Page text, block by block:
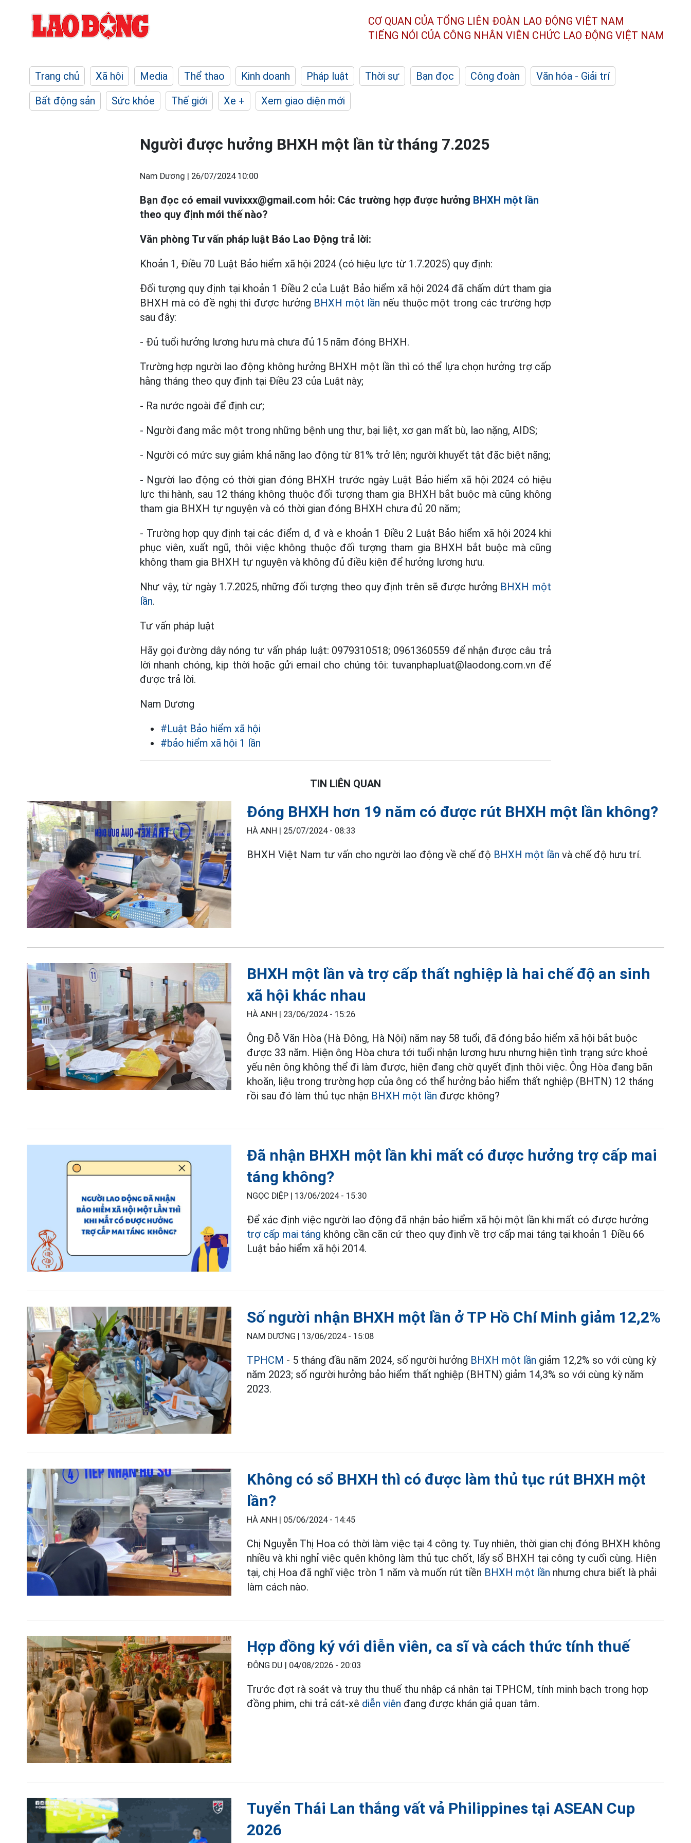
CƠ QUAN CỦA TỔNG LIÊN ĐOÀN LAO ĐỘNG VIỆT NAM
TIẾNG NÓI CỦA CÔNG NHÂN VIÊN CHỨC LAO ĐỘNG VIỆT NAM
Trang chủ Xã hội Media Thể thao Kinh doanh Pháp luật Thời sự Bạn đọc Công đoàn
Văn hóa - Giải trí
Bất động sản
Sức khỏe Thế giới Xe + Xem giao diện mới
Người được hưởng BHXH một lần từ tháng 7.2025
Nam Dương | 26/07/2024 10:00
Bạn đọc có email vuvixxx@gmail.com hỏi: Các trường hợp được hưởng BHXH một lần
theo quy định mới thế nào?
Văn phòng Tư vấn pháp luật Báo Lao Động trả lời:
Khoản 1, Điều 70 Luật Bảo hiểm xã hội 2024 (có hiệu lực từ 1.7.2025) quy định:
Đối tượng quy định tại khoản 1 Điều 2 của Luật Bảo hiểm xã hội 2024 đã chấm dứt tham gia
BHXH mà có đề nghị thì được hưởng BHXH một lần nếu thuộc một trong các trường hợp
sau đây:
- Đủ tuổi hưởng lương hưu mà chưa đủ 15 năm đóng BHXH.
Trường hợp người lao động không hưởng BHXH một lần thì có thể lựa chọn hưởng trợ cấp
hằng tháng theo quy định tại Điều 23 của Luật này;
- Ra nước ngoài để định cư;
- Người đang mắc một trong những bệnh ung thư, bại liệt, xơ gan mất bù, lao nặng, AIDS;
- Người có mức suy giảm khả năng lao động từ 81% trở lên; người khuyết tật đặc biệt nặng;
- Người lao động có thời gian đóng BHXH trước ngày Luật Bảo hiểm xã hội 2024 có hiệu
lực thi hành, sau 12 tháng không thuộc đối tượng tham gia BHXH bắt buộc mà cũng không
tham gia BHXH tự nguyện và có thời gian đóng BHXH chưa đủ 20 năm;
- Trường hợp quy định tại các điểm d, đ và e khoản 1 Điều 2 Luật Bảo hiểm xã hội 2024 khi
phục viên, xuất ngũ, thôi việc không thuộc đối tượng tham gia BHXH bắt buộc mà cũng
không tham gia BHXH tự nguyện và không đủ điều kiện để hưởng lương hưu.
Như vậy, từ ngày 1.7.2025, những đối tượng theo quy định trên sẽ được hưởng BHXH một
lần.
Tư vấn pháp luật
Hãy gọi đường dây nóng tư vấn pháp luật: 0979310518; 0961360559 để nhận được câu trả
lời nhanh chóng, kịp thời hoặc gửi email cho chúng tôi: tuvanphapluat@laodong.com.vn để
được trả lời.
Nam Dương
#Luật Bảo hiểm xã hội
#bảo hiểm xã hội 1 lần
TIN LIÊN QUAN
Đóng BHXH hơn 19 năm có được rút BHXH một lần không?
HÀ ANH | 25/07/2024 - 08:33
BHXH Việt Nam tư vấn cho người lao động về chế độ BHXH một lần và chế độ hưu trí.
BHXH một lần và trợ cấp thất nghiệp là hai chế độ an sinh
xã hội khác nhau
HÀ ANH | 23/06/2024 - 15:26
Ông Đỗ Văn Hòa (Hà Đông, Hà Nội) năm nay 58 tuổi, đã đóng bảo hiểm xã hội bắt buộc
được 33 năm. Hiện ông Hòa chưa tới tuổi nhận lương hưu nhưng hiện tình trạng sức khoẻ
yếu nên ông không thể đi làm được, hiện đang chờ quyết định thôi việc. Ông Hòa đang băn
khoăn, liệu trong trường hợp của ông có thể hưởng bảo hiểm thất nghiệp (BHTN) 12 tháng
rồi sau đó làm thủ tục nhận BHXH một lần được không?
Đã nhận BHXH một lần khi mất có được hưởng trợ cấp mai
táng không?
NGỌC DIỆP | 13/06/2024 - 15:30
Để xác định việc người lao động đã nhận bảo hiểm xã hội một lần khi mất có được hưởng
trợ cấp mai táng không cần căn cứ theo quy định về trợ cấp mai táng tại khoản 1 Điều 66
Luật bảo hiểm xã hội 2014.
Số người nhận BHXH một lần ở TP Hồ Chí Minh giảm 12,2%
NAM DƯƠNG | 13/06/2024 - 15:08
TPHCM - 5 tháng đầu năm 2024, số người hưởng BHXH một lần giảm 12,2% so với cùng kỳ
năm 2023; số người hưởng bảo hiểm thất nghiệp (BHTN) giảm 14,3% so với cùng kỳ năm
2023.
Không có sổ BHXH thì có được làm thủ tục rút BHXH một
lần?
HÀ ANH | 05/06/2024 - 14:45
Chị Nguyễn Thị Hoa có thời làm việc tại 4 công ty. Tuy nhiên, thời gian chị đóng BHXH không
nhiều và khi nghỉ việc quên không làm thủ tục chốt, lấy sổ BHXH tại công ty cuối cùng. Hiện
tại, chị Hoa đã nghĩ việc tròn 1 năm và muốn rút tiền BHXH một lần nhưng chưa biết là phải
làm cách nào.
Hợp đồng ký với diễn viên, ca sĩ và cách thức tính thuế
ĐÔNG DU | 04/08/2026 - 20:03
Trước đợt rà soát và truy thu thuế thu nhập cá nhân tại TPHCM, tính minh bạch trong hợp
đồng phim, chi trả cát-xê diễn viên đang được khán giả quan tâm.
Tuyển Thái Lan thắng vất vả Philippines tại ASEAN Cup
2026